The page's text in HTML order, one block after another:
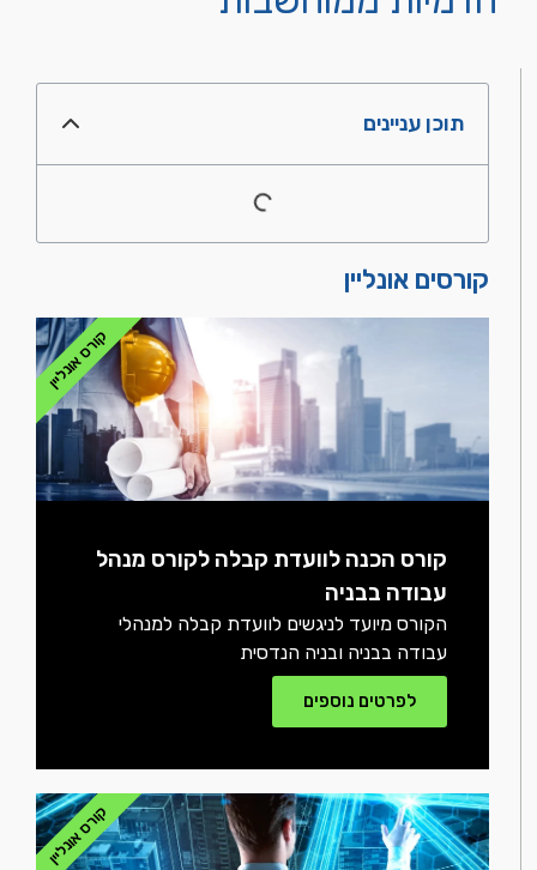
תוכן עניינים
קורסים אונליין
קורס הכנה לוועדת קבלה לקורס מנהל
עבודה בבניה
הקורס מיועד לניגשים לוועדת קבלה למנהלי
עבודה בבניה ובניה הנדסית
לפרטים נוספים
קורס אונליין
קורס אונליין